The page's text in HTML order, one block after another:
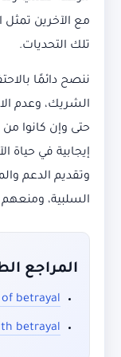
مع الآخرين
تلك التحديات.
ننصح دائمًا
الشريك، وعدم
حتى وإن كانوا
إيجابية في حياة
وتقديم الدعم
السلبية،
المراجع
of betrayal
betrayal?